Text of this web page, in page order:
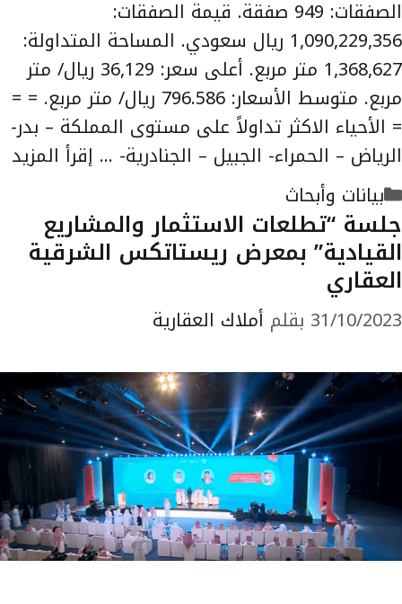
الصفقات: 949 صفقة. قيمة الصفقات:
1,090,229,356 ريال سعودي. المساحة المتداولة:
1,368,627 متر مربع. أعلى سعر: 36,129 ريال/ متر
مربع. متوسط الأسعار: 796.586 ريال/ متر مربع. = =
= الأحياء الاكثر تداولاً على مستوى المملكة – بدر-
الرياض – الحمراء- الجبيل – الجنادرية- … إقرأ المزيد
التصنيفات
بيانات وأبحاث
جلسة “تطلعات الاستثمار والمشاريع
القيادية” بمعرض ريستاتكس الشرقية
العقاري
31/10/2023 بقلم أملاك العقارية